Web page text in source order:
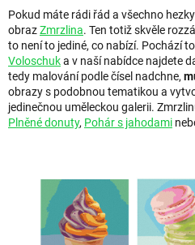
Pokud máte rádi řád a všechno
obrazZmrzlina. Ten totiž skvěle
to není to jediné, co nabízí. Pochází
Voloschuka v naší nabídce najdete
tedy malování podle čísel nadchne,
obrazy s podobnou tematikou a
jedinečnou uměleckou galerii.
Plněné donuty, Pohár s jahodami